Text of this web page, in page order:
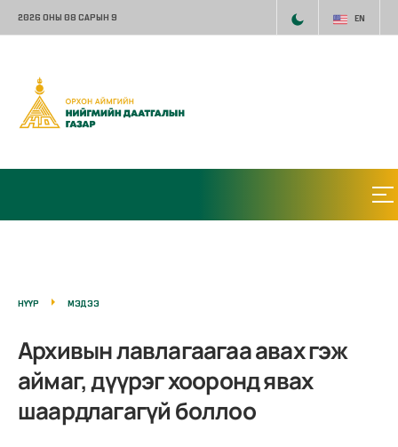
2026 ОНЫ 08 САРЫН 9 EN
НҮҮР МЭДЭЭ
Архивын лавлагаагаа авах гэж
аймаг, дүүрэг хооронд явах
шаардлагагүй боллоо